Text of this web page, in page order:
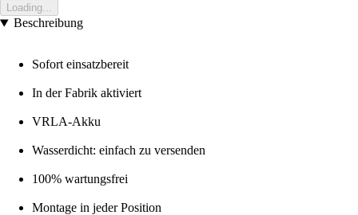
Loading...
Beschreibung
Sofort einsatzbereit
In der Fabrik aktiviert
VRLA-Akku
Wasserdicht: einfach zu versenden
100% wartungsfrei
Montage in jeder Position